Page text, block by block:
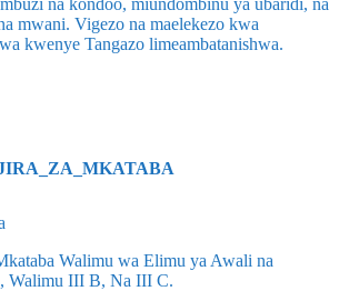
na kondoo, miundombinu ya ubaridi, na
mwani. Vigezo na maelekezo kwa
kwenye Tangazo limeambatanishwa.
Walimu wa Elimu ya Awali na
Walimu III B, Na III C.